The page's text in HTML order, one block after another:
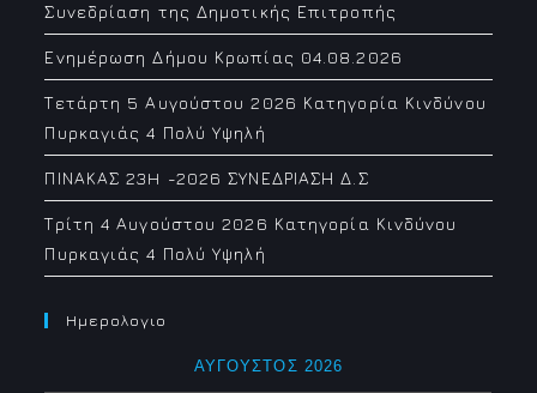
Συνεδρίαση της Δημοτικής Επιτροπής
Ενημέρωση Δήμου Κρωπίας 04.08.2026
Τετάρτη 5 Αυγούστου 2026 Κατηγορία Κινδύνου
Πυρκαγιάς 4 Πολύ Υψηλή
ΠΙΝΑΚΑΣ 23H -2026 ΣΥΝΕΔΡΙΑΣΗ Δ.Σ
Τρίτη 4 Αυγούστου 2026 Κατηγορία Κινδύνου
Πυρκαγιάς 4 Πολύ Υψηλή
Ημερολογιο
ΑΎΓΟΥΣΤΟΣ 2026